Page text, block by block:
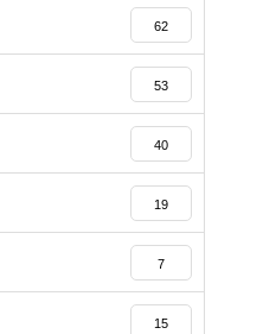
62
53
40
19
7
15